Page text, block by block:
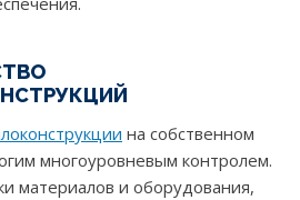
на собственном
многоуровневым контролем.
материалов и оборудования,